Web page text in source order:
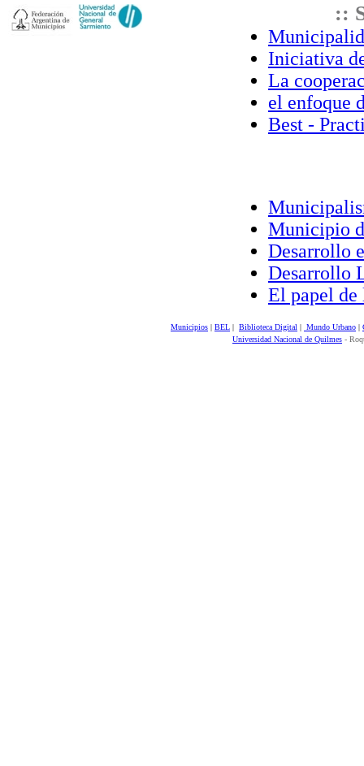
::
Iniciativa
La
el enfoque
Best -
Municipio
Desarrollo
Desarrollo
El papel de
Municipios | BEL | Biblioteca Digital | Mundo Urbano |
Universidad Nacional de Quilmes -